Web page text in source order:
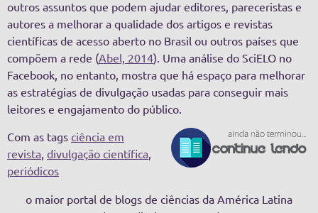
outros assuntos que podem ajudar editores, pareceristas e
autores a melhorar a qualidade dos artigos e revistas
científicas de acesso aberto no Brasil ou outros países que
compõem a rede (Abel, 2014). Uma análise do SciELO no
Facebook, no entanto, mostra que há espaço para melhorar
as estratégias de divulgação usadas para conseguir mais
leitores e engajamento do público.
Com as tags ciência em
revista divulgação científica
periódicos
o maior portal de blogs de ciências da América Latina